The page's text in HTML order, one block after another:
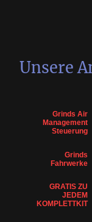
Unsere
Grinds Air
Management
Steuerung
Grinds
Fahrwerke
GRATIS ZU
JEDEM
KOMPLETTKIT